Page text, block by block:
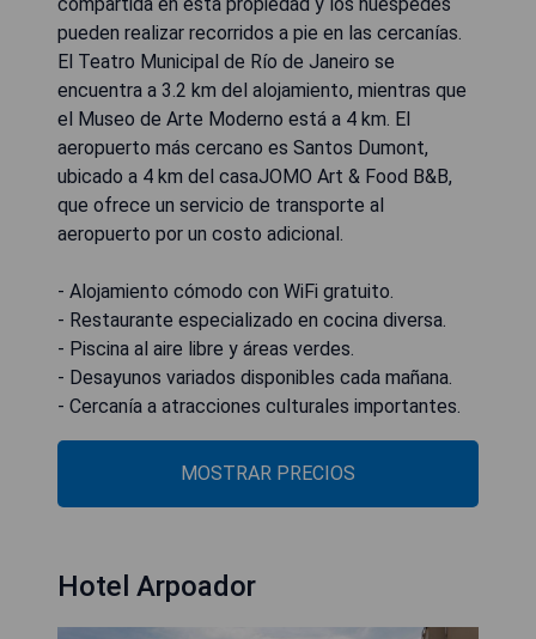
pueden realizar recorridos a pie en las cercanías.
El Teatro Municipal de Río de Janeiro se
encuentra a 3.2 km del alojamiento, mientras que
el Museo de Arte Moderno está a 4 km. El
aeropuerto más cercano es Santos Dumont,
ubicado a 4 km del casaJOMO Art & Food B&B,
que ofrece un servicio de transporte al
aeropuerto por un costo adicional.
- Alojamiento cómodo con WiFi gratuito.
- Restaurante especializado en cocina diversa.
- Piscina al aire libre y áreas verdes.
- Desayunos variados disponibles cada mañana.
- Cercanía a atracciones culturales importantes.
MOSTRAR PRECIOS
Hotel Arpoador